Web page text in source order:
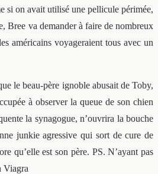
si on avait utilisé une pellicule périmée,
Bree va demander à faire de nombreux
américains voyageraient tous avec un
le beau-père ignoble abusait de Toby,
à observer la queue de son chien
la synagogue, n’ouvrira la bouche
junkie agressive qui sort de cure de
qu’elle est son père. PS. N’ayant pas
Viagra